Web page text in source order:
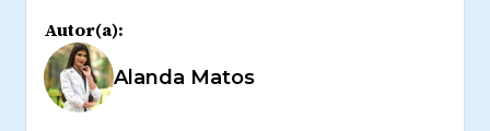
Autor(a):
Alanda Matos